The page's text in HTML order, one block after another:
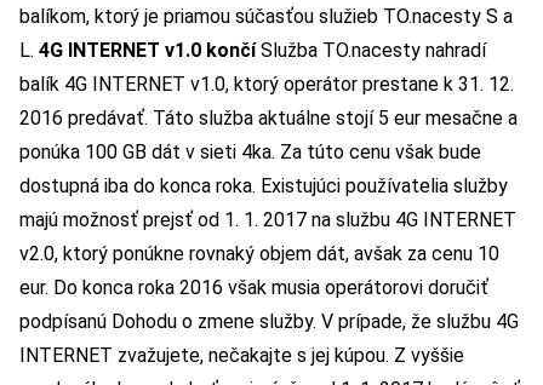
balíkom, ktorý je priamou súčasťou služieb TO.nacesty S a
L. 4G INTERNET v1.0 končíSlužba TO.nacesty nahradí
balík 4G INTERNET v1.0, ktorý operátor prestane k 31. 12.
2016 predávať. Táto služba aktuálne stojí 5 eur mesačne a
ponúka 100 GB dát v sieti 4ka. Za túto cenu však bude
dostupná iba do konca roka. Existujúci používatelia služby
majú možnosť prejsť od 1. 1. 2017 na službu 4G INTERNET
v2.0, ktorý ponúkne rovnaký objem dát, avšak za cenu 10
eur. Do konca roka 2016 však musia operátorovi doručiť
podpísanú Dohodu o zmene služby. V prípade, že službu 4G
INTERNET zvažujete, nečakajte s jej kúpou. Z vyššie